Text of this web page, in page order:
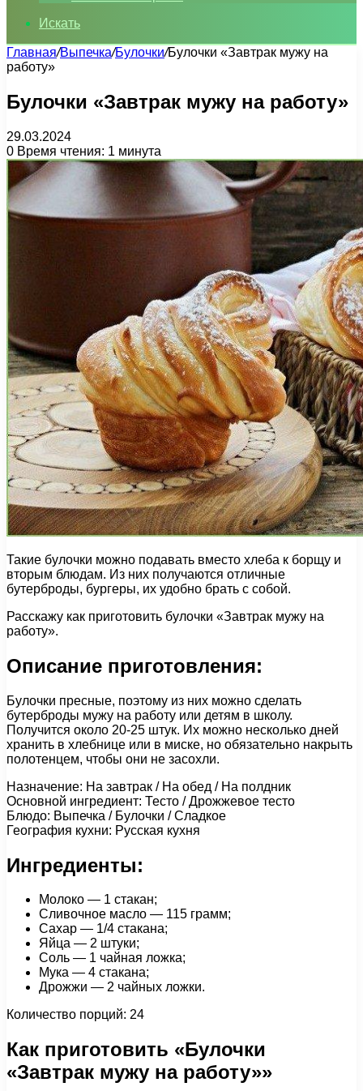
Искать
Главная/Выпечка/Булочки/Булочки «Завтрак мужу на
работу»
Булочки «Завтрак мужу на работу»
29.03.2024
0 Время чтения: 1 минута
Такие булочки можно подавать вместо хлеба к борщу и
вторым блюдам. Из них получаются отличные
бутерброды, бургеры, их удобно брать с собой.
Расскажу как приготовить булочки «Завтрак мужу на
работу».
Описание приготовления:
Булочки пресные, поэтому из них можно сделать
бутерброды мужу на работу или детям в школу.
Получится около 20-25 штук. Их можно несколько дней
хранить в хлебнице или в миске, но обязательно накрыть
полотенцем, чтобы они не засохли.
Назначение: На завтрак / На обед / На полдник
Основной ингредиент: Тесто / Дрожжевое тесто
Блюдо: Выпечка / Булочки / Сладкое
География кухни: Русская кухня
Ингредиенты:
Молоко — 1 стакан;
Сливочное масло — 115 грамм;
Сахар — 1/4 стакана;
Яйца — 2 штуки;
Соль — 1 чайная ложка;
Мука — 4 стакана;
Дрожжи — 2 чайных ложки.
Количество порций: 24
Как приготовить «Булочки
«Завтрак мужу на работу»»